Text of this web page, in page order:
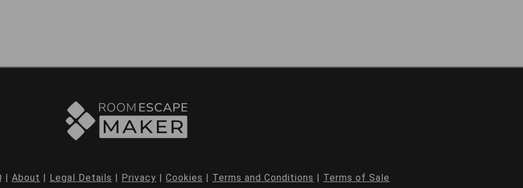
| About | Legal Details | Privacy | Cookies | Terms and Conditions | Terms of Sale